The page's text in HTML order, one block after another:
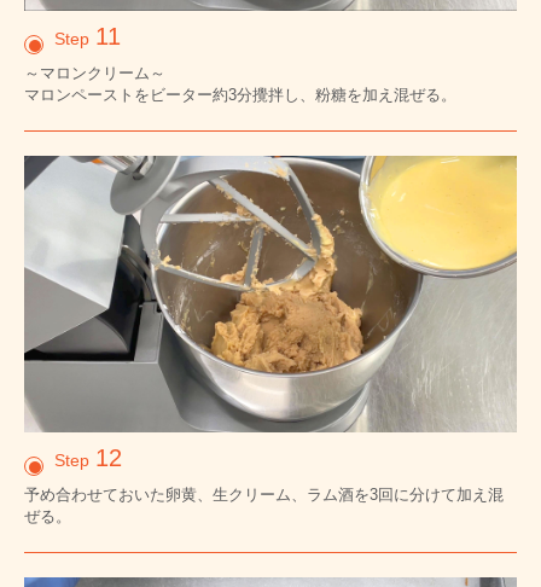
Step 11
～マロンクリーム～
マロンペーストをビーター約3分攪拌し、粉糖を加え混ぜる。
Step 12
予め合わせておいた卵黄、生クリーム、ラム酒を3回に分けて加え混
ぜる。